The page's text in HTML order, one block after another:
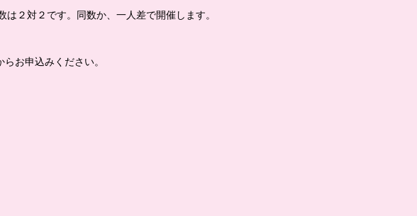
は２対２です。同数か、一人差で開催します。
お申込みください。